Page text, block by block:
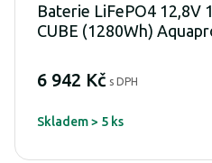
Baterie LiFePO4 12,8V
CUBE (1280Wh)
6 942 Kč s DPH
Skladem > 5 ks